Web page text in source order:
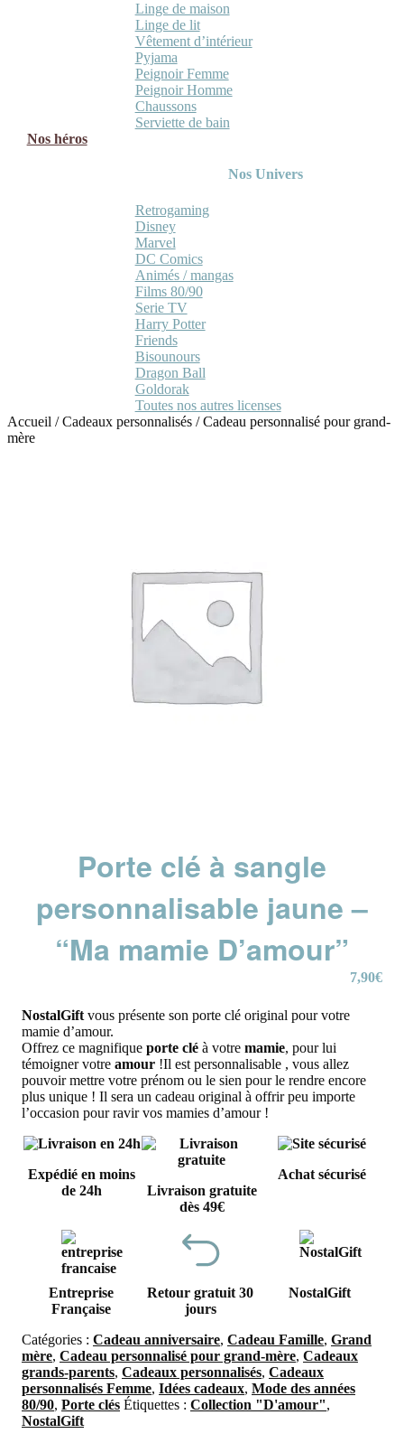
Linge de maison
Linge de lit
Vêtement d’intérieur
Pyjama
Peignoir Femme
Peignoir Homme
Chaussons
Serviette de bain
Nos héros
Nos Univers
Retrogaming
Disney
Marvel
DC Comics
Animés / mangas
Films 80/90
Serie TV
Harry Potter
Friends
Bisounours
Dragon Ball
Goldorak
Toutes nos autres licenses
Accueil /Cadeaux personnalisés /Cadeau personnalisé pour grand-
mère
Porte clé à sangle
personnalisable jaune –
“Ma mamie D’amour”
7,90€
NostalGift vous présente son porte clé original pour votre
mamie d’amour.
Offrez ce magnifique porte clé à votre mamie, pour lui
témoigner votre amour !Il est personnalisable , vous allez
pouvoir mettre votre prénom ou le sien pour le rendre encore
plus unique ! Il sera un cadeau original à offrir peu importe
l’occasion pour ravir vos mamies d’amour !
Expédié en moins
de 24h
Livraison gratuite
dès 49€
Achat sécurisé
Entreprise
Française
Retour gratuit 30
jours
NostalGift
Catégories : Cadeau anniversaire, Cadeau Famille, Grand
mère, Cadeau personnalisé pour grand-mère, Cadeaux
grands-parents, Cadeaux personnalisés, Cadeaux
personnalisés Femme, Idées cadeaux, Mode des années
80/90, Porte clés Étiquettes : Collection "D'amour",
NostalGift